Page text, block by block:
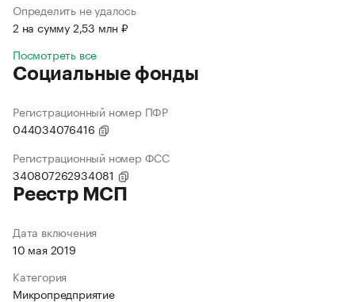
Определить не удалось
2 на сумму 2,53 млн ₽
Посмотреть все
Социальные фонды
Регистрационный номер ПФР
044034076416
Регистрационный номер ФСС
340807262934081
Реестр МСП
Дата включения
10 мая 2019
Категория
Микропредприятие